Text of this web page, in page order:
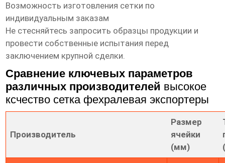
Возможность изготовления сетки по
индивидуальным заказам
Не стесняйтесь запросить образцы продукции и
провести собственные испытания перед
заключением крупной сделки.
Сравнение ключевых параметров
различных производителей высокое
ксчество сетка фехралевая экспортеры
Производитель
Размер
ячейки
(мм)